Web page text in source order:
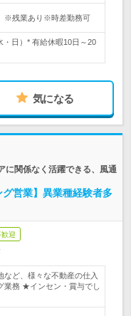
※残業あり※時差勤務可
・日）* 有給休暇10日～20
気になる
に関係なく活躍できる、風通
営業】異業種経験者多
迎
ど、様々な不動産の仕入
業務 ★インセン・賞与でし